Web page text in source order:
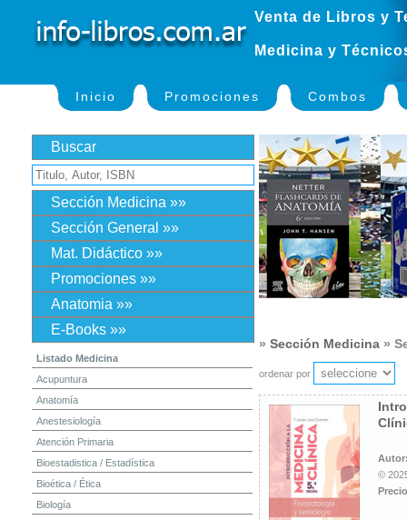
Venta de Libros y
Medicina y
Inicio Promociones Combos
Buscar
Sección Medicina »»
Sección General »»
Mat. Didáctico »»
Promociones »»
Anatomia »»
E-Books »»
Listado Medicina
Acupuntura
Anatomía
Anestesiología
Atención Primaria
Bioestadistica / Estadística
Bioética / Ética
Biología
» Sección Medicina »
ordenar por
©